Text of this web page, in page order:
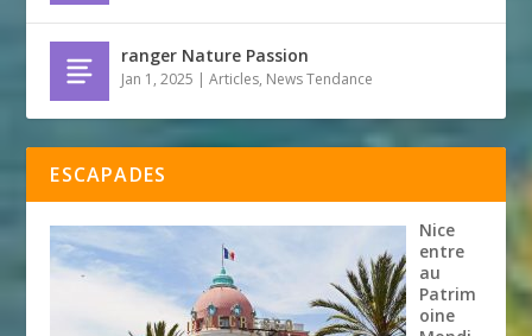
ranger Nature Passion
Jan 1, 2025 |Articles, News Tendance
ESCAPADES
Nice
entre
au
Patrim
oine